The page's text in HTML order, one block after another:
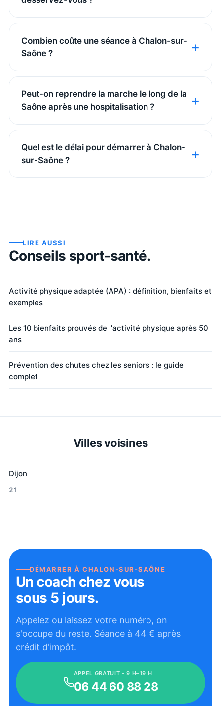
Combien coûte une séance à Chalon-sur-
Saône ?
Peut-on reprendre la marche le long de la
Saône après une hospitalisation ?
Quel est le délai pour démarrer à Chalon-
sur-Saône ?
LIRE AUSSI
Conseils sport-santé.
Activité physique adaptée (APA) : définition, bienfaits et
exemples
Les 10 bienfaits prouvés de l'activité physique après 50
ans
Prévention des chutes chez les seniors : le guide
complet
Villes voisines
Dijon
21
DÉMARRER ÀCHALON-SUR-SAÔNE
Un coach chez vous
sous 5 jours.
Appelez ou laissez votre numéro, on
s'occupe du reste. Séance à 44 € après
crédit d'impôt.
APPEL GRATUIT - 9 H–19 H
06 44 60 88 28